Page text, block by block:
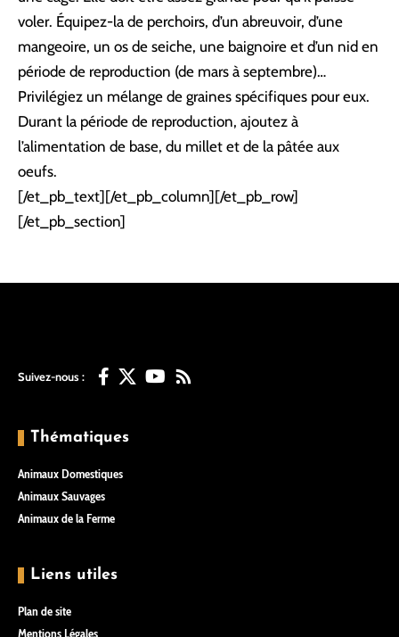
voler. Équipez-la de perchoirs, d’un abreuvoir, d’une
mangeoire, un os de seiche, une baignoire et d’un nid en
période de reproduction (de mars à septembre)…
Privilégiez un mélange de graines spécifiques pour eux.
Durant la période de reproduction, ajoutez à
l’alimentation de base, du millet et de la pâtée aux
oeufs.
[/et_pb_text][/et_pb_column][/et_pb_row]
[/et_pb_section]
Suivez-nous :
Thématiques
Animaux Domestiques
Animaux Sauvages
Animaux de la Ferme
Liens utiles
Plan de site
Mentions Légales